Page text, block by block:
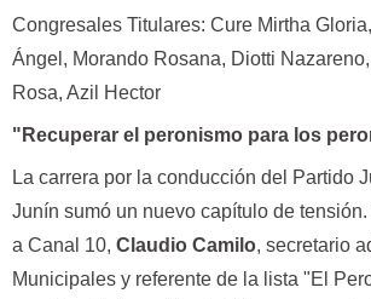
Congresales Titulares: Cure Mirtha
Ángel, Morando Rosana, Diotti
Rosa, Azil Hector
"Recuperar el peronismo para los
La carrera por la conducción del Partido
Junín sumó un nuevo capítulo de
a Canal 10, Claudio Camilo, secretario
Municipales y referente de la lista "El